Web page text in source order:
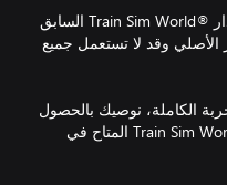
محتوى متوافق مع TSW تم إصداره لإصدار ®Train Sim World السابق
وقد لا تستعمل جميع
الكاملة، نوصيك بالحصول
علىTrain Sim World 4: Nahverkehr Dresden - Riesa المتاح في